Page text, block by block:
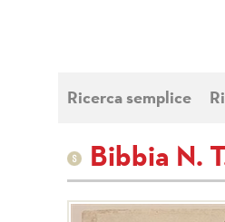
Ricerca semplice
Bibbia N.